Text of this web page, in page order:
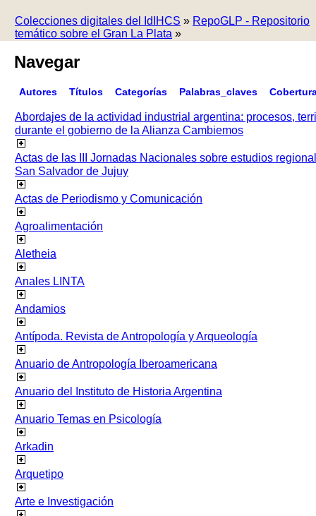
Colecciones digitales del IdIHCS » RepoGLP - Repositorio
temático sobre el Gran La Plata »
Navegar
Autores Títulos Categorías Palabras_claves
Abordajes de la actividad industrial argentina: procesos,
durante el gobierno de la Alianza Cambiemos
Actas de las III Jornadas Nacionales sobre estudios
San Salvador de Jujuy
Actas de Periodismo y Comunicación
Agroalimentación
Aletheia
Anales LINTA
Andamios
Antípoda. Revista de Antropología y Arqueología
Anuario de Antropología Iberoamericana
Anuario del Instituto de Historia Argentina
Anuario Temas en Psicología
Arkadin
Arquetipo
Arte e Investigación